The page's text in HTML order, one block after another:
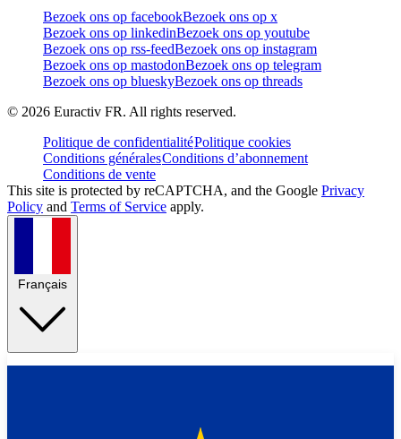
Bezoek ons op facebookBezoek ons op x
Bezoek ons op linkedinBezoek ons op youtube
Bezoek ons op rss-feedBezoek ons op instagram
Bezoek ons op mastodonBezoek ons op telegram
Bezoek ons op blueskyBezoek ons op threads
© 2026 Euractiv FR. All rights reserved.
Politique de confidentialitéPolitique cookies
Conditions généralesConditions d’abonnement
Conditions de vente
This site is protected by reCAPTCHA, and the Google Privacy
Policy and Terms of Service apply.
Français